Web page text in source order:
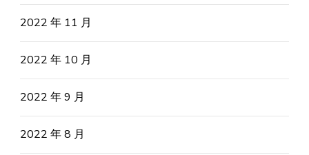
2022 年 11 月
2022 年 10 月
2022 年 9 月
2022 年 8 月